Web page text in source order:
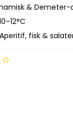
&
Aperitif, fisk &